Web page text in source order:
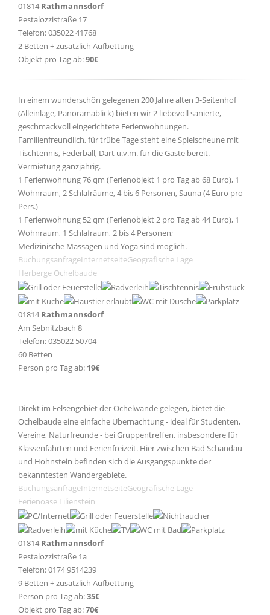
01814 Rathmannsdorf
Pestalozzistraße 17
Telefon: 035022 41768
2 Betten + zusätzlich Aufbettung
Objekt pro Tag ab:90€
In einem wunderschön gelegenen 200 Jahre alten 3-Seitenhof
(Alleinlage, Panoramablick) bieten wir 2 liebevoll sanierte,
geschmackvoll eingerichtete Ferienwohnungen.
Familienfreundlich, für trübe Tage steht eine Spielscheune mit
Tischtennis, Federball, Dart u.v.m. für die Gäste bereit.
Vermietung ganzjährig.
1 Ferienwohnung 76 qm (Ferienobjekt 1 pro Tag ab 68 Euro), 1
Wohnraum, 2 Schlafräume, 4 bis 6 Personen, Sauna (4 Euro pro
Pers.)
1 Ferienwohnung 52 qm (Ferienobjekt 2 pro Tag ab 44 Euro), 1
Wohnraum, 1 Schlafraum, 2 bis 4 Personen;
Medizinische Massagen und Yoga sind möglich.
BuchungsanfrageInternetseiteGeografische Lage
Herberge Ochelbaude
01814 Rathmannsdorf
Am Sebnitzbach 8
Telefon: 035022 50704
60 Betten
Person pro Tag ab: 19€
Direkt im Felsengebiet der Ochelwände gelegen, bietet die
Ochelbaude eine einfache Übernachtung - ideal für Studenten,
Vereine, Naturfreunde - bei Gruppentreffen, insbesondere für
Klassenfahrten und Ferienfreizeit. Hier zwischen Bad Schandau
und Hohnstein befinden sich die Ausgangspunkte der
bekanntesten Wandergebiete.
BuchungsanfrageInternetseiteGeografische Lage
Ferienoase Lilienstein
01814 Rathmannsdorf
Pestalozzistraße 1a
Telefon: 0174 9514239
9 Betten + zusätzlich Aufbettung
Person pro Tag ab:35€
Objekt pro Tag ab:70€